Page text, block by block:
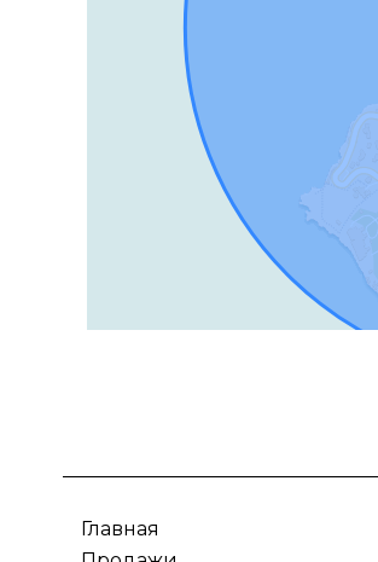
Главная